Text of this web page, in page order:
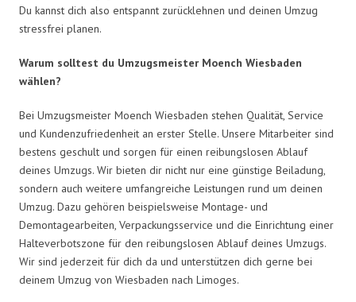
Du kannst dich also entspannt zurücklehnen und deinen Umzug
stressfrei planen.
Warum solltest du Umzugsmeister Moench Wiesbaden
wählen?
Bei Umzugsmeister Moench Wiesbaden stehen Qualität, Service
und Kundenzufriedenheit an erster Stelle. Unsere Mitarbeiter sind
bestens geschult und sorgen für einen reibungslosen Ablauf
deines Umzugs. Wir bieten dir nicht nur eine günstige Beiladung,
sondern auch weitere umfangreiche Leistungen rund um deinen
Umzug. Dazu gehören beispielsweise Montage- und
Demontagearbeiten, Verpackungsservice und die Einrichtung einer
Halteverbotszone für den reibungslosen Ablauf deines Umzugs.
Wir sind jederzeit für dich da und unterstützen dich gerne bei
deinem Umzug von Wiesbaden nach Limoges.